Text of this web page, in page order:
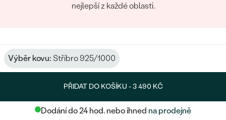
nejlepší z každé oblasti.
Výběr kovu: Stříbro 925/1000
PŘIDAT DO KOŠÍKU -3 490 KČ
Dodání do 24 hod. nebo ihned na prodejně